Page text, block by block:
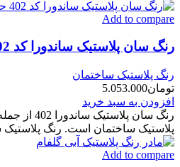
Add to compare
رنگ سان پلاستیک ساندورا کد 402 حلب
رنگ پلاستیک ساختمان
تومان5.053.000
افزودن به سبد خرید
رنگ سان
پلاستیک ساختمان است. رنگ
Add to compare